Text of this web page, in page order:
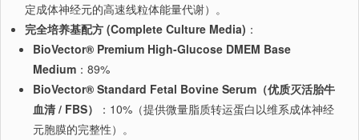
定成体神经元的高速线粒体能量代谢）。
完全培养基配方 (Complete Culture Media) ：
BioVector® Premium High-Glucose DMEM Base
Medium ：89%
BioVector® Standard Fetal Bovine Serum（优质灭活胎牛
血清 / FBS）
：10%（提供微量脂质转运蛋白以维系成体神经
元胞膜的完整性）。